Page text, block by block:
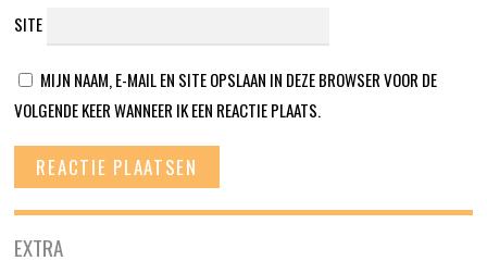
SITE
MIJN NAAM, E-MAIL EN SITE OPSLAAN IN DEZE BROWSER VOOR DE
VOLGENDE KEER WANNEER IK EEN REACTIE PLAATS.
EXTRA